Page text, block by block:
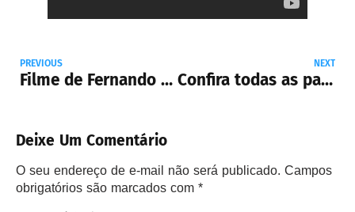
PREVIOUS
Filme de Fernando Meirelles terá Denzel Washington e Robert Pattinson no elenco
NEXT
Confira todas as participações do Brasil nas competições do Festival de Cannes
Deixe Um Comentário
O seu endereço de e-mail não será publicado. Campos
obrigatórios são marcados com *